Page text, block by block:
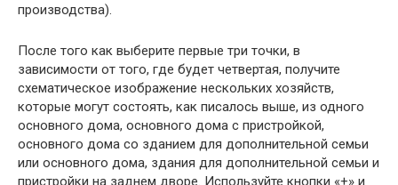
производства).
После того как выберите первые три точки, в
зависимости от того, где будет четвертая, получите
схематическое изображение нескольких хозяйств,
которые могут состоять, как писалось выше, из одного
основного дома, основного дома с пристройкой,
основного дома со зданием для дополнительной семьи
или основного дома, здания для дополнительной семьи и
пристройки на заднем дворе. Используйте кнопки «+» и